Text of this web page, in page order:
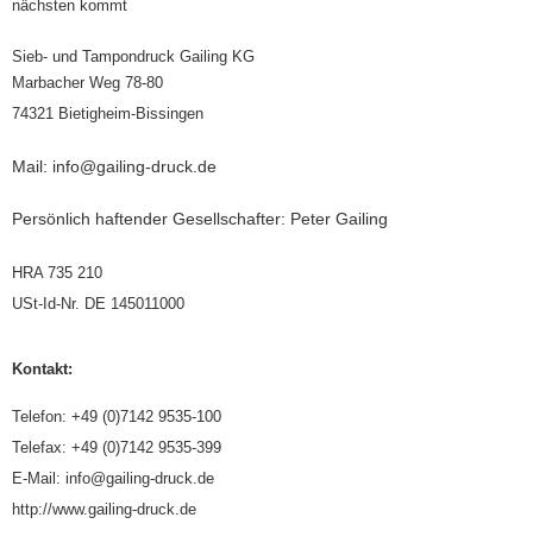
nächsten kommt
Sieb- und Tampondruck Gailing KG
Marbacher Weg 78-80
74321 Bietigheim-Bissingen
Mail: info@gailing-druck.de
Persönlich haftender Gesellschafter: Peter Gailing
HRA 735 210
USt-Id-Nr. DE 145011000
Kontakt:
Telefon: +49 (0)7142 9535-100
Telefax: +49 (0)7142 9535-399
E-Mail: info@gailing-druck.de
http://www.gailing-druck.de